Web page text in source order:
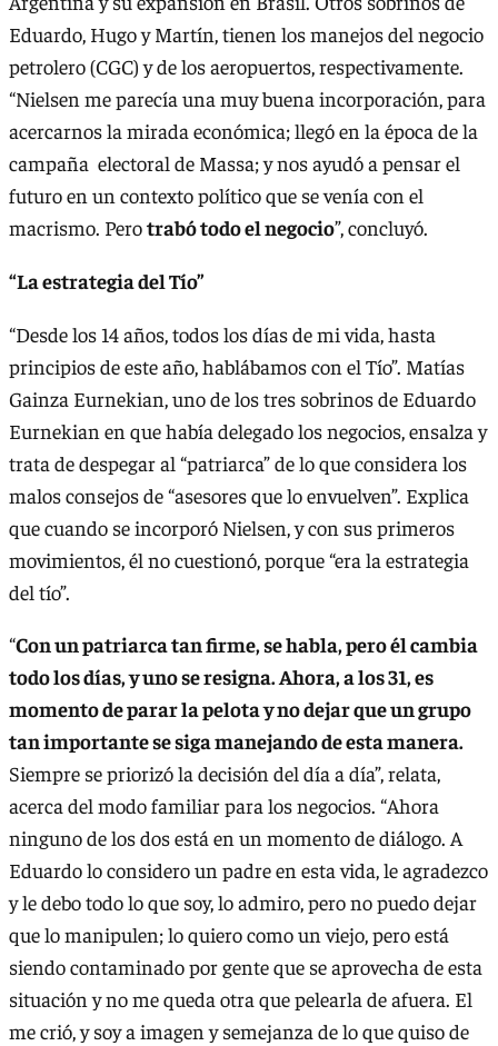
Eduardo, Hugo y Martín, tienen los manejos del negocio
petrolero (CGC) y de los aeropuertos, respectivamente.
“Nielsen me parecía una muy buena incorporación, para
acercarnos la mirada económica; llegó en la época de la
campaña electoral de Massa; y nos ayudó a pensar el
futuro en un contexto político que se venía con el
macrismo. Perotrabó todo el negocio”, concluyó.
“La estrategia del Tío”
“Desde los 14 años, todos los días de mi vida, hasta
principios de este año, hablábamos con el Tío”. Matías
Gainza Eurnekian, uno de los tres sobrinos de Eduardo
Eurnekian en que había delegado los negocios, ensalza y
trata de despegar al “patriarca” de lo que considera los
malos consejos de “asesores que lo envuelven”. Explica
que cuando se incorporó Nielsen, y con sus primeros
movimientos, él no cuestionó, porque “era la estrategia
del tío”.
“Con un patriarca tan firme, se habla, pero él cambia
todo los días, y uno se resigna. Ahora, a los 31, es
momento de parar la pelota y no dejar que un grupo
tan importante se siga manejando de esta manera.
Siempre se priorizó la decisión del día a día”, relata,
acerca del modo familiar para los negocios. “Ahora
ninguno de los dos está en un momento de diálogo. A
Eduardo lo considero un padre en esta vida, le agradezco
y le debo todo lo que soy, lo admiro, pero no puedo dejar
que lo manipulen; lo quiero como un viejo, pero está
siendo contaminado por gente que se aprovecha de esta
situación y no me queda otra que pelearla de afuera. El
me crió, y soy a imagen y semejanza de lo que quiso de